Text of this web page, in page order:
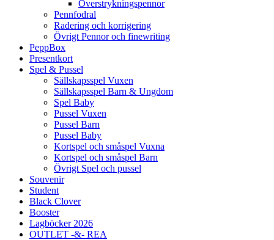
Överstrykningspennor
Pennfodral
Radering och korrigering
Övrigt Pennor och finewriting
PeppBox
Presentkort
Spel & Pussel
Sällskapsspel Vuxen
Sällskapsspel Barn & Ungdom
Spel Baby
Pussel Vuxen
Pussel Barn
Pussel Baby
Kortspel och småspel Vuxna
Kortspel och småspel Barn
Övrigt Spel och pussel
Souvenir
Student
Black Clover
Booster
Lagböcker 2026
OUTLET -&- REA